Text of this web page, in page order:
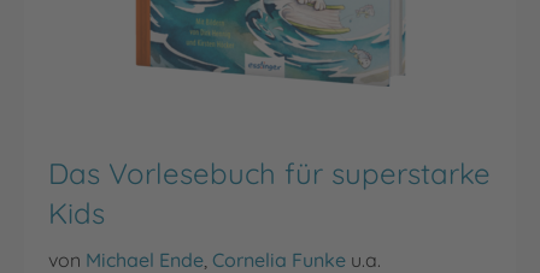
Das Vorlesebuch für superstarke
Kids
von Michael Ende Cornelia Funke u.a.